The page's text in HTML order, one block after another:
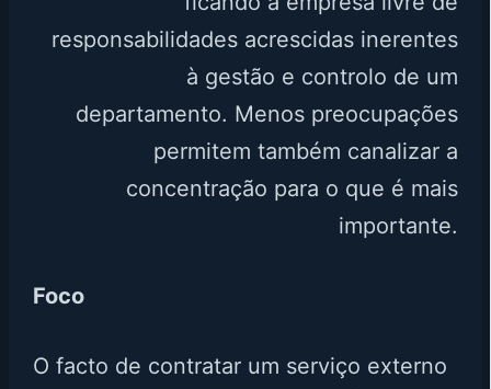
responsabilidades acrescidas inerentes
à gestão e controlo de um
departamento. Menos preocupações
permitem também canalizar a
concentração para o que é mais
importante.
Foco
O facto de contratar um serviço externo